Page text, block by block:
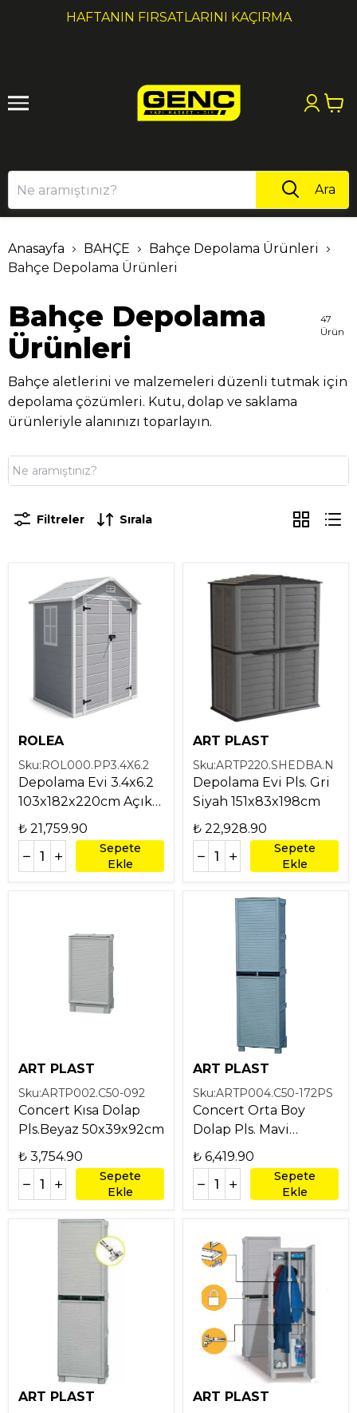
1000₺ ÜZERI ALIŞVERIŞLERDE KARGO ÜCRETSİZ!
1 2
Ara
Anasayfa BAHÇE
Bahçe Depolama Ürünleri
Bahçe Depolama Ürünleri
Bahçe Depolama
Ürünleri
47
Ürün
Bahçe aletlerini ve malzemeleri düzenli tutmak için
depolama çözümleri. Kutu, dolap ve saklama
ürünleriyle alanınızı toparlayın.
Filtreler Sırala
ROLEA
Sku:ROL000.PP3.4X6.2
Depolama Evi 3.4x6.2
103x182x220cm Açık
Gri
₺ 21,759.90
Sepete
Ekle
ART PLAST
Sku:ARTP220.SHEDBA.N
Depolama Evi Pls. Gri
Siyah 151x83x198cm
₺ 22,928.90
Sepete
Ekle
ART PLAST
Sku:ARTP002.C50-092
Concert Kısa Dolap
Pls.Beyaz 50x39x92cm
₺ 3,754.90
Sepete
Ekle
ART PLAST
Sku:ARTP004.C50-172PS
Concert Orta Boy
Dolap Pls. Mavi
50x39x172cm
₺ 6,419.90
Sepete
Ekle
ART PLAST ART PLAST